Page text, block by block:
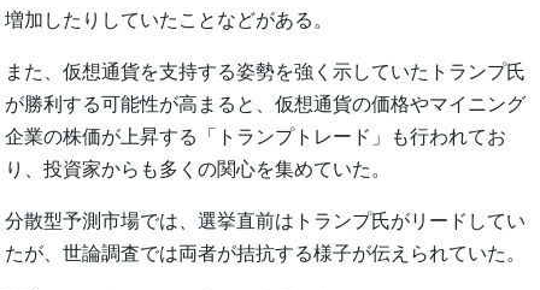
増加したりしていたことなどがある。
また、仮想通貨を支持する姿勢を強く示していたトランプ氏
が勝利する可能性が高まると、仮想通貨の価格やマイニング
企業の株価が上昇する「トランプトレード」も行われてお
り、投資家からも多くの関心を集めていた。
分散型予測市場では、選挙直前はトランプ氏がリードしてい
たが、世論調査では両者が拮抗する様子が伝えられていた。